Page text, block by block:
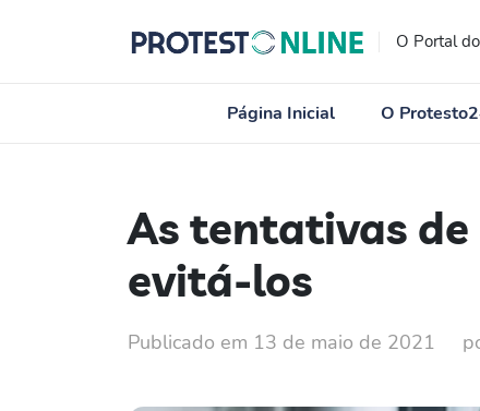
O Portal
Página Inicial O
As tentativas de
evitá-los
Publicado em 13 de maio de 2021